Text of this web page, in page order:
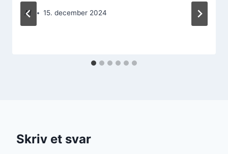
Af 15. december 2024
Skriv et svar